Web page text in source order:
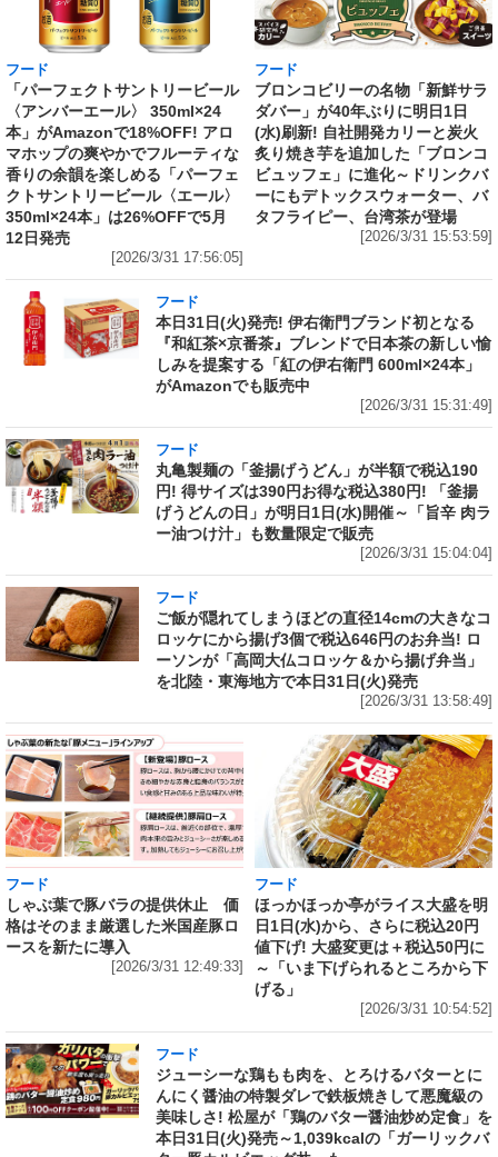
フード
「パーフェクトサントリービール
〈アンバーエール〉 350ml×24
本」がAmazonで18%OFF! アロ
マホップの爽やかでフルーティな
香りの余韻を楽しめる「パーフェ
クトサントリービール〈エール〉
350ml×24本」は26%OFFで5月
12日発売
[2026/3/31 17:56:05]
フード
ブロンコビリーの名物「新鮮サラ
ダバー」が40年ぶりに明日1日
(水)刷新! 自社開発カリーと炭火
炙り焼き芋を追加した「ブロンコ
ビュッフェ」に進化～ドリンクバ
ーにもデトックスウォーター、バ
タフライピー、台湾茶が登場
[2026/3/31 15:53:59]
フード
本日31日(火)発売! 伊右衛門ブランド初となる
『和紅茶×京番茶』ブレンドで日本茶の新しい愉
しみを提案する「紅の伊右衛門 600ml×24本」
がAmazonでも販売中
[2026/3/31 15:31:49]
フード
丸亀製麺の「釜揚げうどん」が半額で税込190
円! 得サイズは390円お得な税込380円! 「釜揚
げうどんの日」が明日1日(水)開催～「旨辛 肉ラ
ー油つけ汁」も数量限定で販売
[2026/3/31 15:04:04]
フード
ご飯が隠れてしまうほどの直径14cmの大きなコ
ロッケにから揚げ3個で税込646円のお弁当! ロ
ーソンが「高岡大仏コロッケ＆から揚げ弁当」
を北陸・東海地方で本日31日(火)発売
[2026/3/31 13:58:49]
フード
しゃぶ葉で豚バラの提供休止 価
格はそのまま厳選した米国産豚ロ
ースを新たに導入
[2026/3/31 12:49:33]
フード
ほっかほっか亭がライス大盛を明
日1日(水)から、さらに税込20円
値下げ! 大盛変更は＋税込50円に
～「いま下げられるところから下
げる」
[2026/3/31 10:54:52]
フード
ジューシーな鶏もも肉を、とろけるバターとに
んにく醤油の特製ダレで鉄板焼きして悪魔級の
美味しさ! 松屋が「鶏のバター醤油炒め定食」を
本日31日(火)発売～1,039kcalの「ガーリックバ